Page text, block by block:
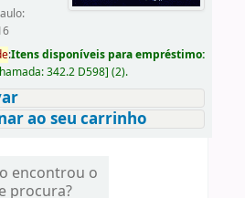
:Itens disponíveis para empréstimo:
342.2 D598] (2).
ao seu carrinho
encontrou o
procura?